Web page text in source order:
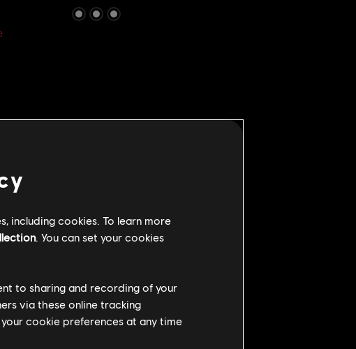
visão ou novas passagens!
including cookies. To learn more
. You can set your cookies
to sharing and recording of your
via these online tracking
cookie preferences at any time